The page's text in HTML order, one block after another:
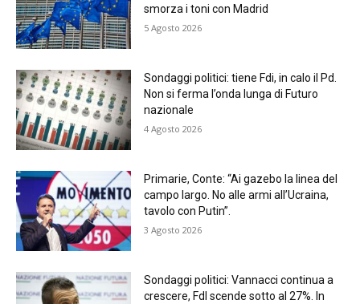
smorza i toni con Madrid
5 Agosto 2026
Sondaggi politici: tiene Fdi, in calo il Pd.
Non si ferma l’onda lunga di Futuro
nazionale
4 Agosto 2026
Primarie, Conte: “Ai gazebo la linea del
campo largo. No alle armi all’Ucraina,
tavolo con Putin”.
3 Agosto 2026
Sondaggi politici: Vannacci continua a
crescere, FdI scende sotto al 27%. In